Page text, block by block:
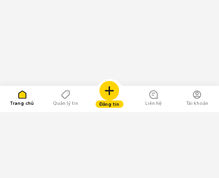
Trang chủ Quản lý tin Đăng tin Liên hệ Tài khoản